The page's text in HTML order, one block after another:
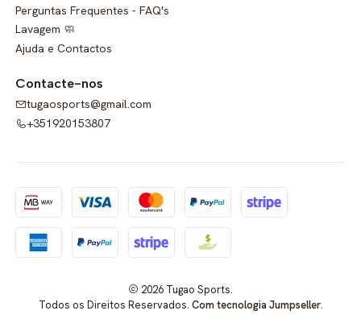
Perguntas Frequentes - FAQ's
Lavagem 🧼
Ajuda e Contactos
Contacte-nos
tugaosports@gmail.com
+351920153807
2026 Tugao Sports.
Todos os Direitos Reservados. Com tecnologia Jumpseller.